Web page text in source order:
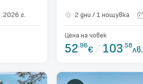
г. 2 дни / 1 нощувка
Цена на човек
52.96€ / 103.58лв.